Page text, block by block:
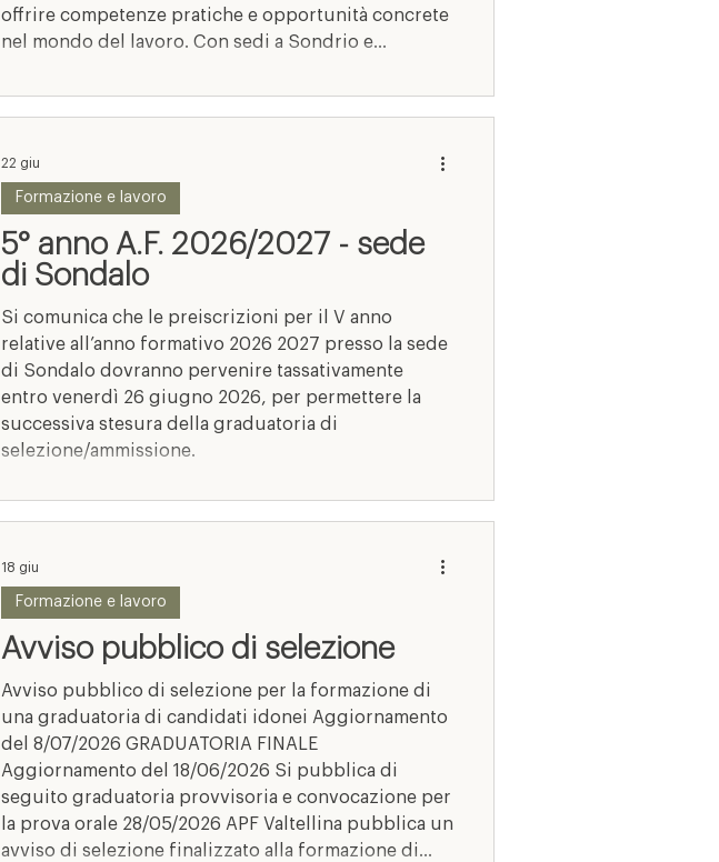
offrire competenze pratiche e opportunità concrete
nel mondo del lavoro. Con sedi a Sondrio e
riferimento per la formazione professionale in
ambito agricolo, turistico-alberghiero, del
5° anno A.F. 2026/2027 - sede
di Sondalo
Si comunica che le preiscrizioni per il V anno
relative all’anno formativo 2026 2027 presso la sede
di Sondalo dovranno pervenire tassativamente
entro venerdì 26 giugno 2026, per permettere la
successiva stesura della graduatoria di
selezione/ammissione.
Formazione e lavoro
22 giu
Avviso pubblico di selezione
Avviso pubblico di selezione per la formazione di
una graduatoria di candidati idonei Aggiornamento
del 8/07/2026 GRADUATORIA FINALE
Aggiornamento del 18/06/2026 Si pubblica di
seguito graduatoria provvisoria e convocazione per
la prova orale 28/05/2026 APF Valtellina pubblica un
avviso di selezione finalizzato alla formazione di
Formazione e lavoro
18 giu